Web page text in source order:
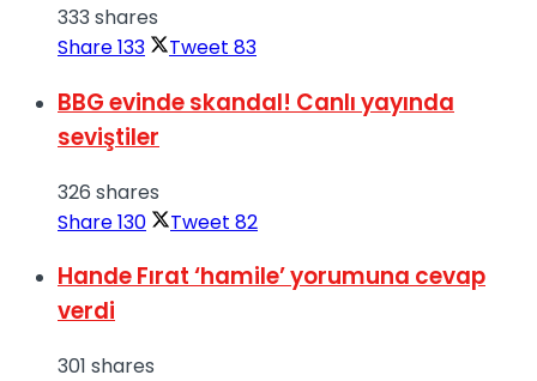
333 shares
Share133 Tweet 83
BBG evinde skandal! Canlı yayında
seviştiler
326 shares
Share130 Tweet 82
Hande Fırat ‘hamile’ yorumuna cevap
verdi
301 shares